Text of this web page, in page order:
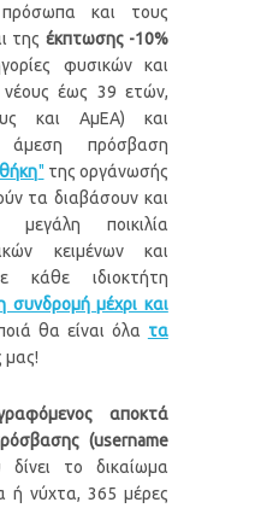
και τους
της έκπτωσης -10%
φυσικών και
έως 39 ετών,
και ΑμΕΑ) και
άμεση πρόσβαση
" της οργάνωσής
τα διαβάσουν και
ποικιλία
κειμένων και
κάθε ιδιοκτήτη
συνδρομή μέχρι και
θα είναι όλα τα
μας!
αποκτά
(username
το δικαίωμα
ή νύχτα, 365 μέρες